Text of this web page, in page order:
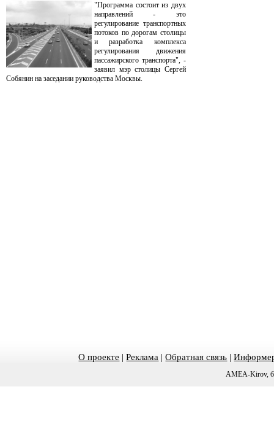
"Программа состоит из двух
направлений - это
регулирование транспортных
потоков по дорогам столицы
и разработка комплекса
регулирования движения
пассажирского транспорта", -
заявил мэр столицы Сергей
Собянин на заседании руководства Москвы.
О проекте |Реклама |Обратная связь |
AMEA-Kirov,